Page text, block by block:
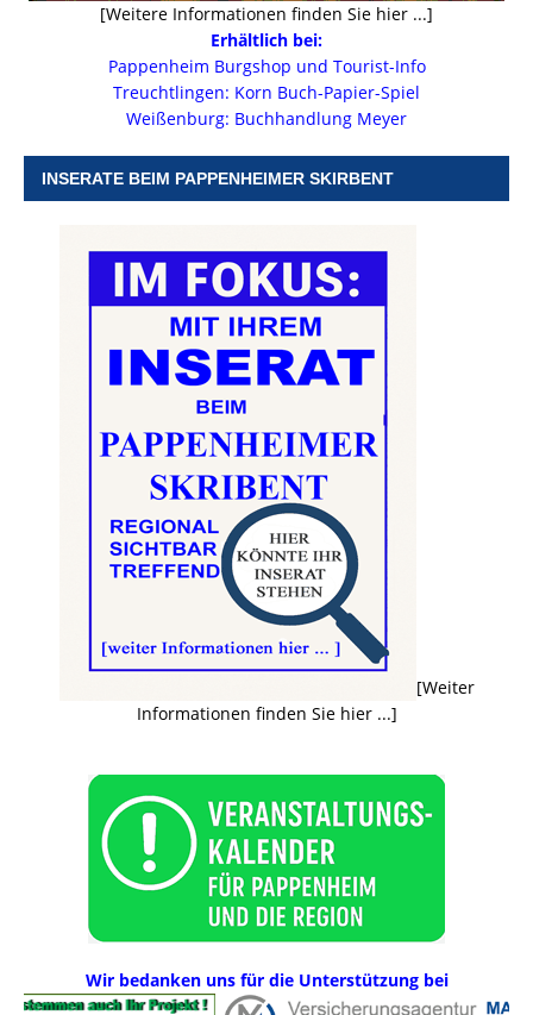
[Weitere Informationen finden Sie hier ...]
Erhältlich bei:
Pappenheim Burgshop und Tourist-Info
Treuchtlingen: Korn Buch-Papier-Spiel
Weißenburg: Buchhandlung Meyer
INSERATE BEIM PAPPENHEIMER SKIRBENT
[Weiter
Informationen finden Sie hier ...]
Wir bedanken uns für die Unterstützung bei